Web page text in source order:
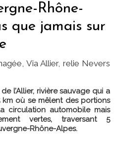
Rhône-
que jamais sur
Via Allier, relie Nevers
l’Allier, rivière sauvage qui a
où se mêlent des portions
circulation automobile mais
vertes, traversant 5
Rhône-Alpes.